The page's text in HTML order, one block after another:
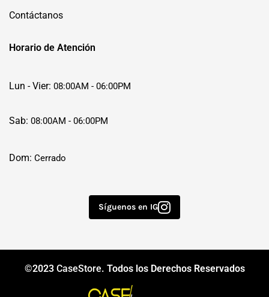
Contáctanos
Horario de Atención
Lun - Vier: 08:00AM - 06:00PM
Sab: 08:00AM - 06:00PM
Dom: Cerrado
Síguenos en IG
©2023 CaseStore. Todos los Derechos Reservados